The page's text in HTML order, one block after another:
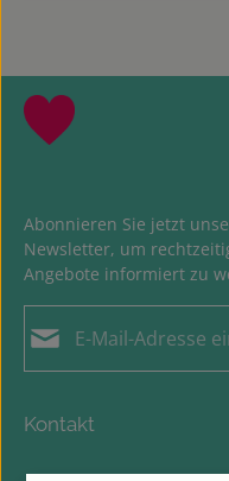
Abonnieren Sie jetzt
Newsletter, um
Angebote informiert zu
Ich habe die
Die mit einem Stern
Kontakt